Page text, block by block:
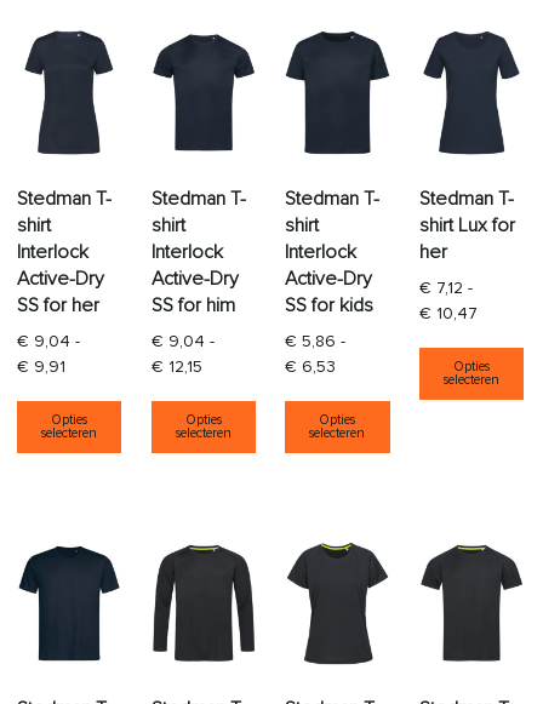
Stedman T-
shirt
Interlock
Active-Dry
SS for her
€ 9,04 -
€ 9,91 Prijsklasse: € 9,04 tot € 9,91
Opties
selecteren
Dit product heeft meerdere variaties. Deze optie
Stedman T-
shirt
Interlock
Active-Dry
SS for him
€ 9,04 -
€ 12,15Prijsklasse: € 9,04 tot € 12,15
Opties
selecteren
Dit product heeft meerdere
Stedman T-
shirt
Interlock
Active-Dry
SS for kids
€ 5,86 -
€ 6,53 Prijsklasse: € 5,86 tot €
Opties
selecteren
Dit product heeft
Stedman T-
shirt Lux for
her
€ 7,12 -
€ 10,47
Opties
selecteren